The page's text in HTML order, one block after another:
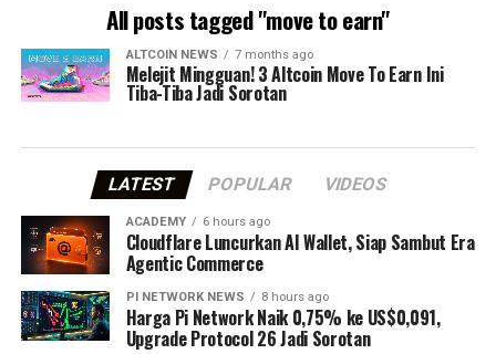
All posts tagged "move to earn"
ALTCOIN NEWS 7 months ago
Melejit Mingguan! 3 Altcoin Move To Earn Ini
Tiba-Tiba Jadi Sorotan
LATEST POPULAR VIDEOS
ACADEMY 6 hours ago
Cloudflare Luncurkan AI Wallet, Siap Sambut Era
Agentic Commerce
PI NETWORK NEWS 8 hours ago
Harga Pi Network Naik 0,75% ke US$0,091,
Upgrade Protocol 26 Jadi Sorotan